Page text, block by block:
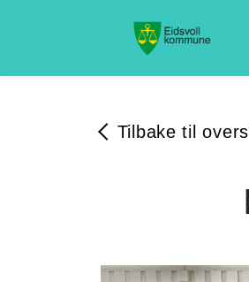
Tilbake til